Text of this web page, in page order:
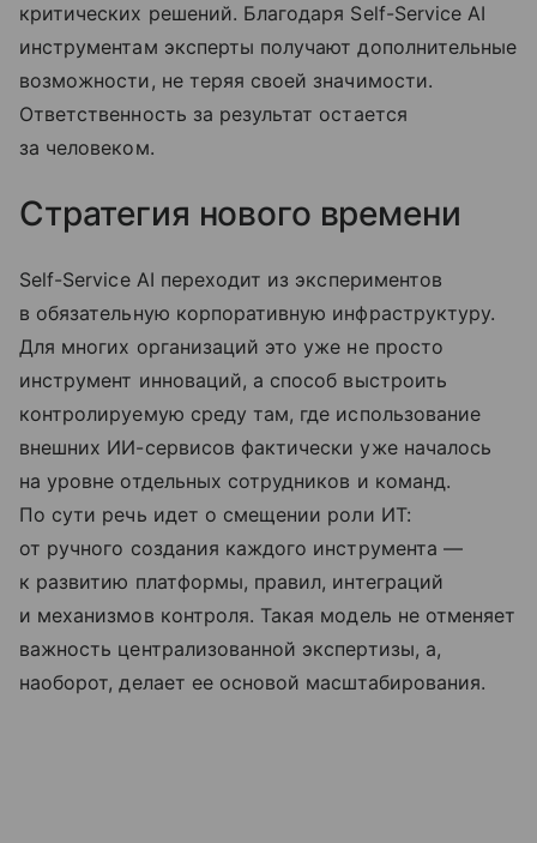
критических решений. Благодаря Self-Service AI
инструментам эксперты получают дополнительные
возможности, не теряя своей значимости.
Ответственность за результат остается
за человеком.
Стратегия нового времени
Self-Service AI переходит из экспериментов
в обязательную корпоративную инфраструктуру.
Для многих организаций это уже не просто
инструмент инноваций, а способ выстроить
контролируемую среду там, где использование
внешних ИИ-сервисов фактически уже началось
на уровне отдельных сотрудников и команд.
По сути речь идет о смещении роли ИТ:
от ручного создания каждого инструмента —
к развитию платформы, правил, интеграций
и механизмов контроля. Такая модель не отменяет
важность централизованной экспертизы, а,
наоборот, делает ее основой масштабирования.